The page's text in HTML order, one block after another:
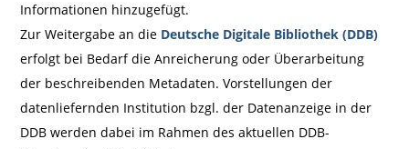
Informationen hinzugefügt.
Zur Weitergabe an die Deutsche Digitale Bibliothek (DDB)
erfolgt bei Bedarf die Anreicherung oder Überarbeitung
der beschreibenden Metadaten. Vorstellungen der
datenliefernden Institution bzgl. der Datenanzeige in der
DDB werden dabei im Rahmen des aktuellen DDB-